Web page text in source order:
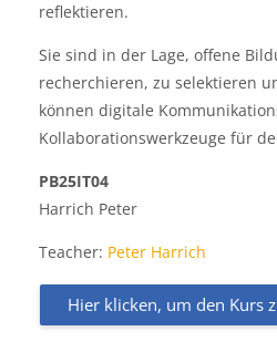
reflektieren.
Sie sind in der Lage, offene
recherchieren, zu selektieren
können digitale
Kollaborationswerkzeuge für
PB25IT04
Harrich Peter
Teacher: Peter Harrich
Hier klicken, um den Kurs